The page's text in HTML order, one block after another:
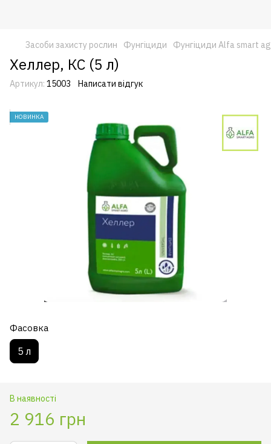
Засоби захисту рослин Фунгіциди Фунгіциди Alfa smart
Хеллер, КС (5 л)
Артикул: 15003 Написати відгук
НОВИНКА
Фасовка
5 л
В наявності
2 916 грн